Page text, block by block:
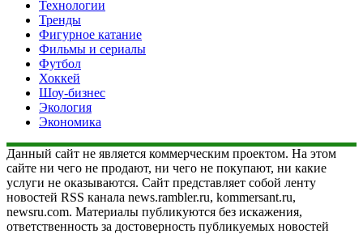
Технологии
Тренды
Фигурное катание
Фильмы и сериалы
Футбол
Хоккей
Шоу-бизнес
Экология
Экономика
Данный сайт не является коммерческим проектом. На этом
сайте ни чего не продают, ни чего не покупают, ни какие
услуги не оказываются. Сайт представляет собой ленту
новостей RSS канала news.rambler.ru, kommersant.ru,
newsru.com. Материалы публикуются без искажения,
ответственность за достоверность публикуемых новостей